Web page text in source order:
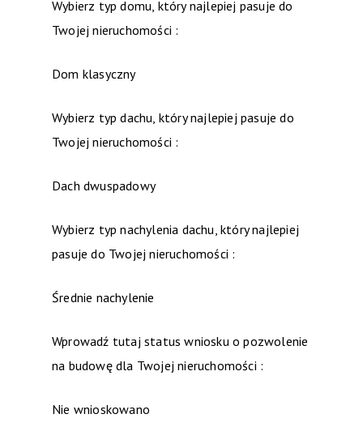
Wybierz typ domu, który najlepiej pasuje do
Twojej nieruchomości :
Dom klasyczny
Wybierz typ dachu, który najlepiej pasuje do
Twojej nieruchomości :
Dach dwuspadowy
Wybierz typ nachylenia dachu, który najlepiej
pasuje do Twojej nieruchomości :
Średnie nachylenie
Wprowadź tutaj status wniosku o pozwolenie
na budowę dla Twojej nieruchomości :
Nie wnioskowano